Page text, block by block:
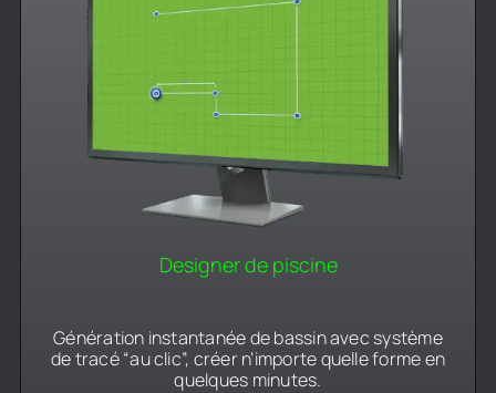
Designer de piscine
Génération instantanée de bassin avec système
de tracé “au clic”, créer n’importe quelle forme en
quelques minutes.